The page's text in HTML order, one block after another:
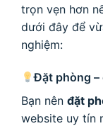
trọn vẹn hơn
dưới đây để
nghiệm:
Đặt phòng –
Bạn nên đặt
website uy tín